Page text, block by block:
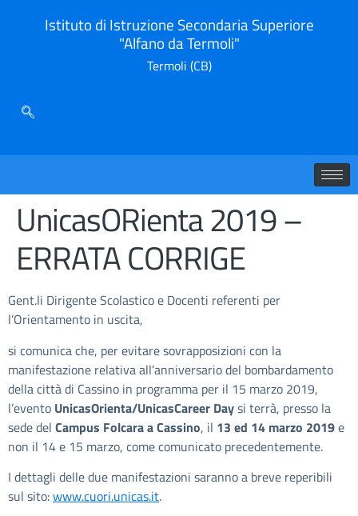
Istituto di Istruzione Secondaria Superiore
"Alfano da Termoli"
Termoli (CB)
UnicasORienta 2019 –
ERRATA CORRIGE
Gent.li Dirigente Scolastico e Docenti referenti per
l’Orientamento in uscita,
si comunica che, per evitare sovrapposizioni con la
manifestazione relativa all’anniversario del bombardamento
della città di Cassino in programma per il 15 marzo 2019,
l’evento UnicasOrienta/UnicasCareer Daysi terrà, presso la
sede del Campus Folcara a Cassino, il 13 ed 14 marzo 2019e
non il 14 e 15 marzo, come comunicato precedentemente.
I dettagli delle due manifestazioni saranno a breve reperibili
sul sito:www.cuori.unicas.it.